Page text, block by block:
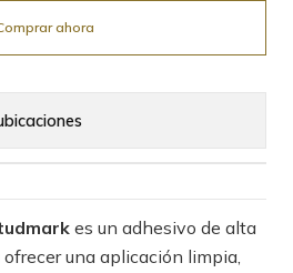
ahora
es un adhesivo de alta
una aplicación limpia,